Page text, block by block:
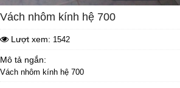
Vách nhôm kính hệ 700
Lượt xem: 1542
Mô tả ngắn:
Vách nhôm kính hệ 700